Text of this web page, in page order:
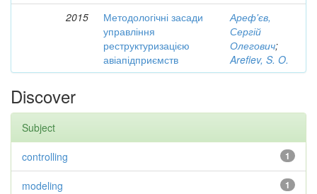
2015
Методологічні засади
управління
реструктуризацією
авіапідприємств
Ареф'єв,
Сергій
Олегович;
Arefiev, S. O.
Discover
Subject
1
controlling
1
modeling